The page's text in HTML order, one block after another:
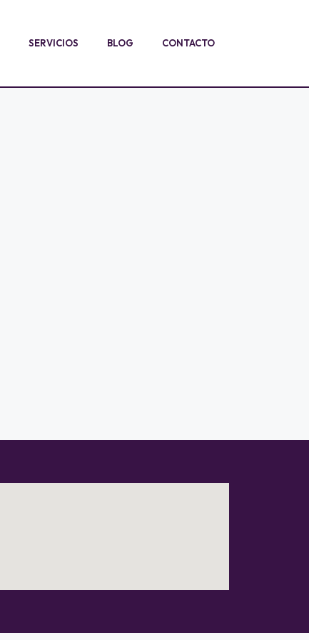
SERVICIOS BLOG CONTACTO